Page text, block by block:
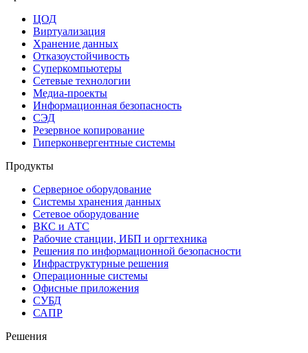
ЦОД
Виртуализация
Хранение данных
Отказоустойчивость
Суперкомпьютеры
Сетевые технологии
Медиа-проекты
Информационная безопасность
СЭД
Резервное копирование
Гиперконвергентные системы
Продукты
Серверное оборудование
Системы хранения данных
Сетевое оборудование
ВКС и АТС
Рабочие станции, ИБП и оргтехника
Решения по информационной безопасности
Инфраструктурные решения
Операционные системы
Офисные приложения
СУБД
САПР
Решения